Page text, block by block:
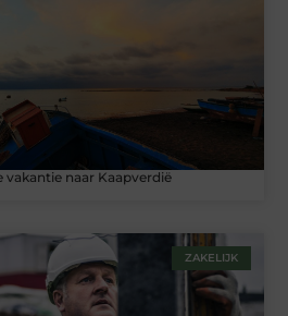
vakantie naar Kaapverdië
ZAKELIJK